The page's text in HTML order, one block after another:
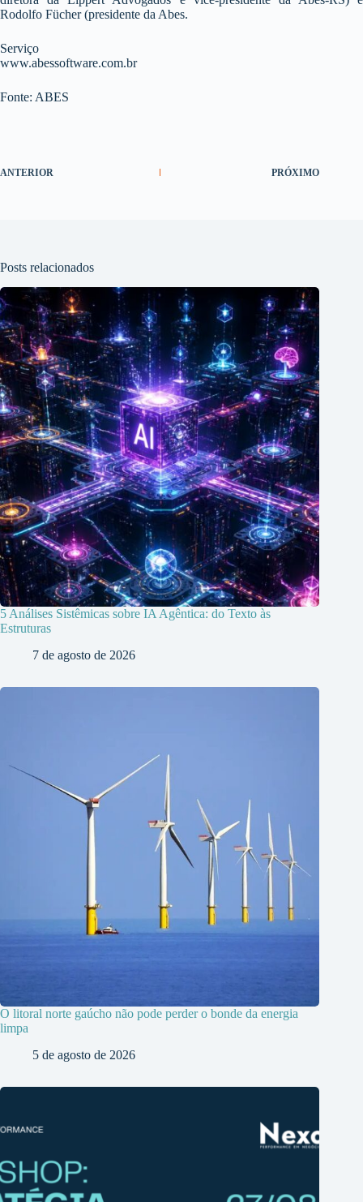
Rodolfo Fücher (presidente da Abes.
Serviço
www.abessoftware.com.br
Fonte: ABES
ANTERIOR PRÓXIMO
Posts relacionados
5 Análises Sistêmicas sobre IA Agêntica: do Texto às
Estruturas
7 de agosto de 2026
O litoral norte gaúcho não pode perder o bonde da energia
limpa
5 de agosto de 2026